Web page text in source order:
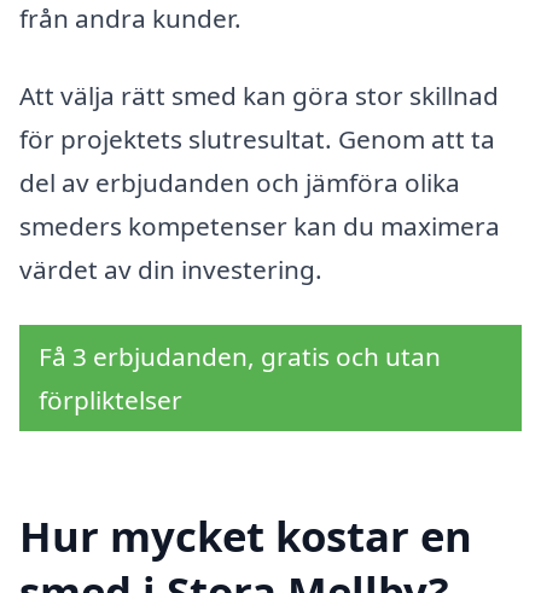
från andra kunder.
Att välja rätt smed kan göra stor skillnad
för projektets slutresultat. Genom att ta
del av erbjudanden och jämföra olika
smeders kompetenser kan du maximera
värdet av din investering.
Få 3 erbjudanden, gratis och utan
förpliktelser
Hur mycket kostar en